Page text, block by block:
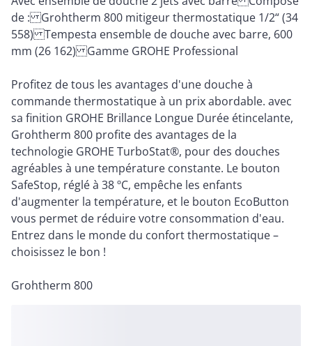
de : Grohtherm 800 mitigeur thermostatique 1/2“ (34
558) Tempesta ensemble de douche avec barre, 600
mm (26 162) Gamme GROHE Professional
Profitez de tous les avantages d'une douche à
commande thermostatique à un prix abordable. avec
sa finition GROHE Brillance Longue Durée étincelante,
Grohtherm 800 profite des avantages de la
technologie GROHE TurboStat®, pour des douches
agréables à une température constante. Le bouton
SafeStop, réglé à 38 ºC, empêche les enfants
d'augmenter la température, et le bouton EcoButton
vous permet de réduire votre consommation d'eau.
Entrez dans le monde du confort thermostatique –
choisissez le bon !
Grohtherm 800